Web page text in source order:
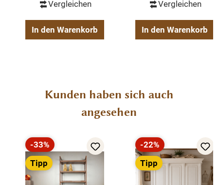
Vergleichen
In den Warenkorb
Vergleichen
In den Warenkorb
Produktgalerie überspringen
Kunden haben sich auch
angesehen
Rabatt
-33%
Tipp
Rabatt
-22%
Tipp